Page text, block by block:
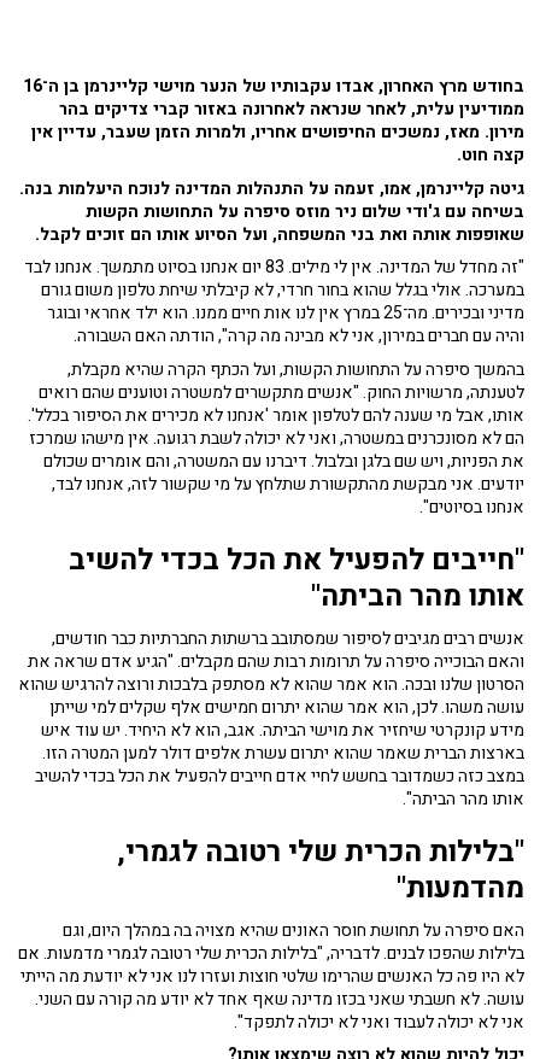
בחודש מרץ האחרון, אבדו עקבותיו של הנער מוישי קליינרמן בן ה־16
ממודיעין עלית, לאחר שנראה לאחרונה באזור קברי צדיקים בהר
מירון. מאז, נמשכים החיפושים אחריו, ולמרות הזמן שעבר, עדיין אין
קצה חוט.
גיטה קליינרמן, אמו, זעמה על התנהלות המדינה לנוכח היעלמות בנה.
בשיחה עם ג'ודי שלום ניר מוזס סיפרה על התחושות הקשות
שאופפות אותה ואת בני המשפחה, ועל הסיוע אותו הם זוכים לקבל.
"זה מחדל של המדינה. אין לי מילים. 83 יום אנחנו בסיוט מתמשך. אנחנו לבד
במערכה. אולי בגלל שהוא בחור חרדי, לא קיבלתי שיחת טלפון משום גורם
מדיני ובכירים. מה־25 במרץ אין לנו אות חיים ממנו. הוא ילד אחראי ובוגר
והיה עם חברים במירון, אני לא מבינה מה קרה", הודתה האם השבורה.
בהמשך סיפרה על התחושות הקשות, ועל הכתף הקרה שהיא מקבלת,
לטענתה, מרשויות החוק. "אנשים מתקשרים למשטרה וטוענים שהם רואים
אותו, אבל מי שענה להם לטלפון אומר 'אנחנו לא מכירים את הסיפור בכלל'.
הם לא מסונכרנים במשטרה, ואני לא יכולה לשבת רגועה. אין מישהו שמרכז
את הפניות, ויש שם בלגן ובלבול. דיברנו עם המשטרה, והם אומרים שכולם
יודעים. אני מבקשת מהתקשורת שתלחץ על מי שקשור לזה, אנחנו לבד,
אנחנו בסיוטים".
"חייבים להפעיל את הכל בכדי להשיב
אותו מהר הביתה"
אנשים רבים מגיבים לסיפור שמסתובב ברשתות החברתיות כבר חודשים,
והאם הבוכייה סיפרה על תרומות רבות שהם מקבלים. "הגיע אדם שראה את
הסרטון שלנו ובכה. הוא אמר שהוא לא מסתפק בלבכות ורוצה להרגיש שהוא
עושה משהו. לכן, הוא אמר שהוא יתרום חמישים אלף שקלים למי שייתן
מידע קונקרטי שיחזיר את מוישי הביתה. אגב, הוא לא היחיד. יש עוד איש
בארצות הברית שאמר שהוא יתרום עשרת אלפים דולר למען המטרה הזו.
במצב כזה כשמדובר בחשש לחיי אדם חייבים להפעיל את הכל בכדי להשיב
אותו מהר הביתה".
"בלילות הכרית שלי רטובה לגמרי,
מהדמעות"
האם סיפרה על תחושת חוסר האונים שהיא מצויה בה במהלך היום, וגם
בלילות שהפכו לבנים. לדבריה, "בלילות הכרית שלי רטובה לגמרי מדמעות. אם
לא היו פה כל האנשים שהרימו שלטי חוצות ועזרו לנו אני לא יודעת מה הייתי
עושה. לא חשבתי שאני בכזו מדינה שאף אחד לא יודע מה קורה עם השני.
אני לא יכולה לעבוד ואני לא יכולה לתפקד".